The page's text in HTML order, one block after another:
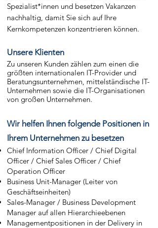
Spezialist*innen und besetzen Vakanzen
nachhaltig, damit Sie sich auf Ihre
Kernkompetenzen konzentrieren können.
Unsere Klienten
​Zu unseren Kunden zählen zum einen die
größten internationalen IT-Provider und
Beratungsunternehmen, mittelständische IT-
Unternehmen sowie die IT-Organisationen
von großen Unternehmen.
Wir helfen Ihnen folgende Positionen in
Ihrem Unternehmen zu besetzen
Chief Information Officer / Chief Digital
Officer / Chief Sales Officer / Chief
Operation Officer
Business Unit-Manager (Leiter von
Geschäftseinheiten)
Sales-Manager / Business Development
Manager auf allen Hierarchieebenen
Managementpositionen in der Delivery in